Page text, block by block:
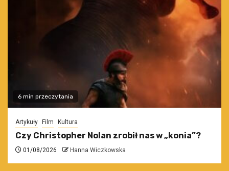
6 min przeczytania
Artykuły Film Kultura
Czy Christopher Nolan zrobił nas w „konia”?
01/08/2026 Hanna Wiczkowska